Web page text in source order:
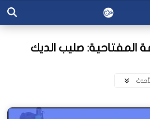
المفتاحية: صليب الديك
اﻷحدث